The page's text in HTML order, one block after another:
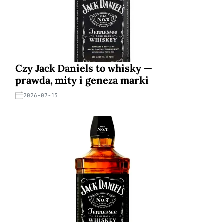
Czy Jack Daniels to whisky —
prawda, mity i geneza marki
2026-07-13